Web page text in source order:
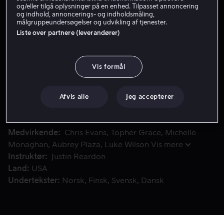
Lej 49 kr
Se trailer
Historien om en ung mand, desillusioneret af kærlighed,
Historien om en ung mand, desillusioneret af kærlighed,
Det viser sig, at hun er forlovet med en fyr, der ikke kan
Medvirkende Chris Evans Topher Grace
Michelle
Monaghan
Aubrey Plaza Luke Wilson Vis mere
Instruktør
Justin Reardon
Land
USA
Undertekster
Norsk Finsk Svensk Dansk
og/eller tilgå oplysninger på en enhed. Tilpasset annoncering
og indhold, annoncerings- og indholdsmåling,
målgruppeundersøgelser og udvikling af tjenester.
Liste over partnere (leverandører)
Vis formål
Afvis alle Jeg accepterer